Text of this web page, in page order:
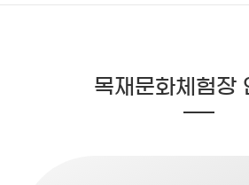
목재문화체험장